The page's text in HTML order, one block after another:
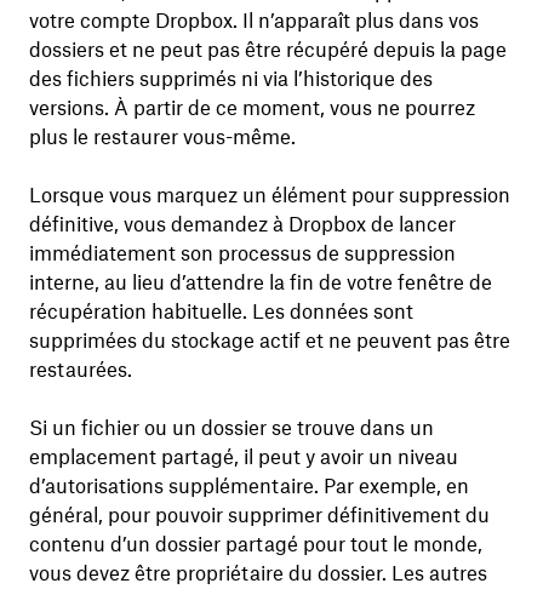
votre compte Dropbox. Il n’apparaît plus dans vos
dossiers et ne peut pas être récupéré depuis la page
des fichiers supprimés ni via l’historique des
versions. À partir de ce moment, vous ne pourrez
plus le restaurer vous-même.
Lorsque vous marquez un élément pour suppression
définitive, vous demandez à Dropbox de lancer
immédiatement son processus de suppression
interne, au lieu d’attendre la fin de votre fenêtre de
récupération habituelle. Les données sont
supprimées du stockage actif et ne peuvent pas être
restaurées.
Si un fichier ou un dossier se trouve dans un
emplacement partagé, il peut y avoir un niveau
d’autorisations supplémentaire. Par exemple, en
général, pour pouvoir supprimer définitivement du
contenu d’un dossier partagé pour tout le monde,
vous devez être propriétaire du dossier. Les autres